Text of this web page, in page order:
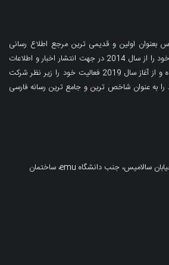
بعنوان اولین و قدیمی ترین مرجع اطلاع رسانی
فارسی زبان در قبرس فعالیت خود را از سال 2014 در جهت انتشار اخبار و اطلاعات
در حوزه های مختلف آغاز کرده و از آغاز سال 2019 فعالیت خود را زیر نظر شرکت
به عنوان شاخص ترین و جامع ترین رسانه فارسی
قبرس شمالی، فاماگوستا، خیابان سالامیس، جنب دانشگاه emu، ساختمان